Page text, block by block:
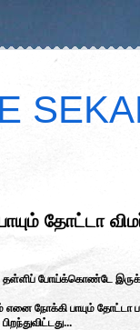
தோட்டா
தள்ளிப் போய்க்கொண்டே
எனை நோக்கி பாயும்